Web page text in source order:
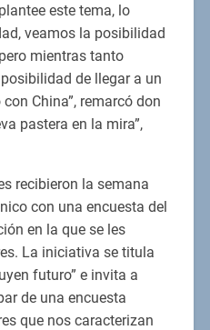
este tema, lo
veamos la posibilidad
mientras tanto
de llegar a un
China”, remarcó don
pastera en la mira”,
recibieron la semana
con una encuesta del
en la que se les
La iniciativa se titula
futuro” e invita a
de una encuesta
que nos caracterizan